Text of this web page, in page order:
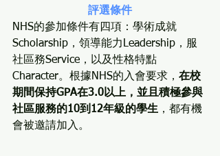
評選條件
NHS的參加條件有四項：學術成就
Scholarship，領導能力Leadership，服
社區務Service，以及性格特點
Character。根據NHS的入會要求， 在校
期間保持GPA在3.0以上，並且積極參與
社區服務的10到12年級的學生 ，都有機
會被邀請加入。